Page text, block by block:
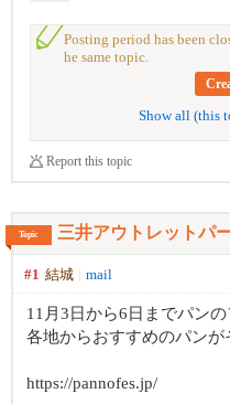
Posting period has been
he same topic.
Show all (this
Report this topic
Topic 三井アウトレットパ
#1 結城 mail
11月3日から6日までパン
各地からおすすめのパンが
https://pannofes.jp/